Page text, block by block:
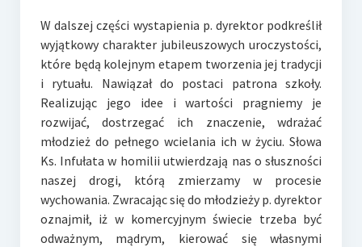
W dalszej części wystapienia p. dyrektor podkreślił
wyjątkowy charakter jubileuszowych uroczystości,
które będą kolejnym etapem tworzenia jej tradycji
i rytuału. Nawiązał do postaci patrona szkoły.
Realizując jego idee i wartości pragniemy je
rozwijać, dostrzegać ich znaczenie, wdrażać
młodzież do pełnego wcielania ich w życiu. Słowa
Ks. Infułata w homilii utwierdzają nas o słuszności
naszej drogi, którą zmierzamy w procesie
wychowania. Zwracając się do młodzieży p. dyrektor
oznajmił, iż w komercyjnym świecie trzeba być
odważnym, mądrym, kierować się własnymi